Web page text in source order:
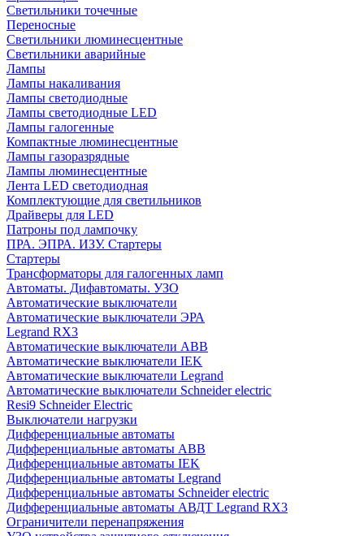
Cветильники точечные
Переносные
Светильники люминесцентные
Светильники аварийные
Лампы
Лампы накаливания
Лампы светодиодные
Лампы светодиодные LED
Лампы галогенные
Компактные люминесцентные
Лампы газоразрядные
Лампы люминесцентные
Лента LED светодиодная
Комплектующие для светильников
Драйверы для LED
Патроны под лампочку
ПРА. ЭПРА. ИЗУ. Стартеры
Стартеры
Трансформаторы для галогенных ламп
Автоматы. Дифавтоматы. УЗО
Автоматические выключатели
Автоматические выключатели ЭРА
Legrand RX3
Автоматические выключатели ABB
Автоматические выключатели IEK
Автоматические выключатели Legrand
Автоматические выключатели Schneider electric
Resi9 Schneider Electric
Выключатели нагрузки
Дифференциальные автоматы
Дифференциальные автоматы ABB
Дифференциальные автоматы IEK
Дифференциальные автоматы Legrand
Дифференциальные автоматы Schneider electric
Дифференциальные автоматы АВДТ Legrand RX3
Ограничители перенапряжения